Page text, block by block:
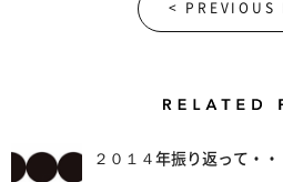
< PREVIOUS
２０１４年振り返って・・